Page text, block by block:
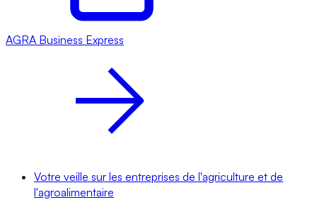
AGRA Business Express
Votre veille sur les entreprises de l'agriculture et de
l'agroalimentaire